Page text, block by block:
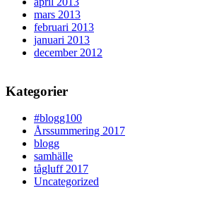
mars 2013
februari 2013
januari 2013
december 2012
Kategorier
#blogg100
Årssummering 2017
blogg
samhälle
tågluff 2017
Uncategorized